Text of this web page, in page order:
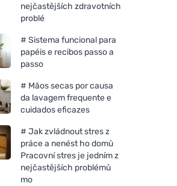
nejčastějších zdravotních
problé
# Sistema funcional para
papéis e recibos passo a
passo
# Mãos secas por causa
da lavagem frequente e
cuidados eficazes
# Jak zvládnout stres z
práce a nenést ho domů
Pracovní stres je jedním z
nejčastějších problémů
mo